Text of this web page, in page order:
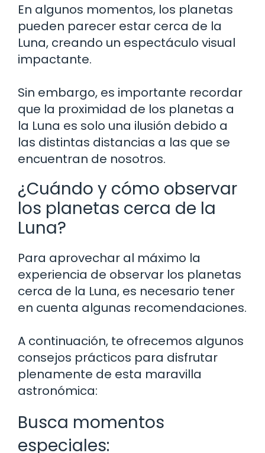
En algunos momentos, los planetas
pueden parecer estar cerca de la
Luna, creando un espectáculo visual
impactante.
Sin embargo, es importante recordar
que la proximidad de los planetas a
la Luna es solo una ilusión debido a
las distintas distancias a las que se
encuentran de nosotros.
¿Cuándo y cómo observar
los planetas cerca de la
Luna?
Para aprovechar al máximo la
experiencia de observar los planetas
cerca de la Luna, es necesario tener
en cuenta algunas recomendaciones.
A continuación, te ofrecemos algunos
consejos prácticos para disfrutar
plenamente de esta maravilla
astronómica:
Busca momentos
especiales: